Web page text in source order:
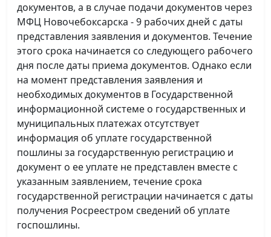
документов, а в случае подачи документов через
МФЦ Новочебоксарска - 9 рабочих дней с даты
представления заявления и документов. Течение
этого срока начинается со следующего рабочего
дня после даты приема документов. Однако если
на момент представления заявления и
необходимых документов в Государственной
информационной системе о государственных и
муниципальных платежах отсутствует
информация об уплате государственной
пошлины за государственную регистрацию и
документ о ее уплате не представлен вместе с
указанным заявлением, течение срока
государственной регистрации начинается с даты
получения Росреестром сведений об уплате
госпошлины.